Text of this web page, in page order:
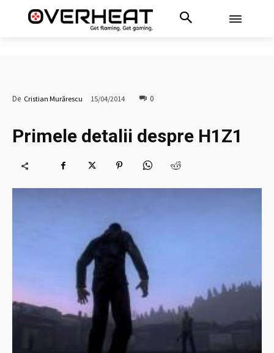
De Cristian Murărescu 15/04/2014 0
Primele detalii despre H1Z1